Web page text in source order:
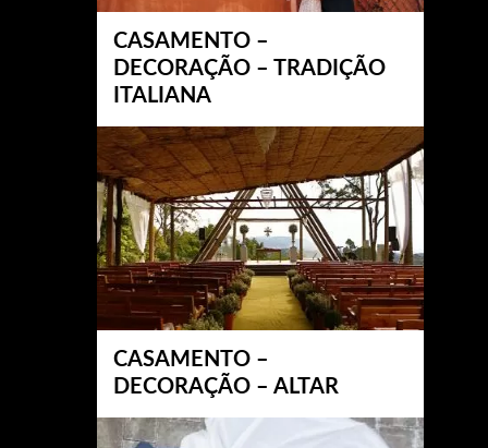
CASAMENTO –
DECORAÇÃO – TRADIÇÃO
ITALIANA
CASAMENTO –
DECORAÇÃO – ALTAR